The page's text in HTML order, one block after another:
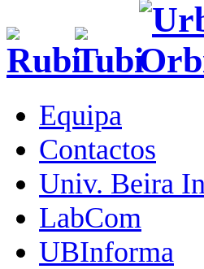
Equipa
Contactos
Univ. Beira
LabCom
UBInforma